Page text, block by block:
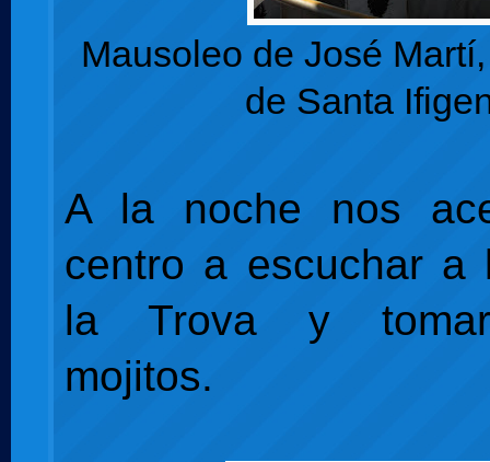
Mausoleo de José
de Santa
A la noche nos
centro a escuchar a
la Trova y
mojitos.